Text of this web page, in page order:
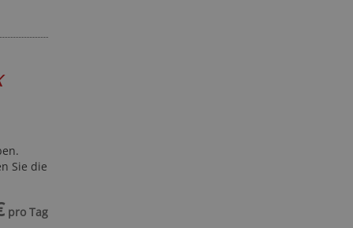
Sie die
pro Tag